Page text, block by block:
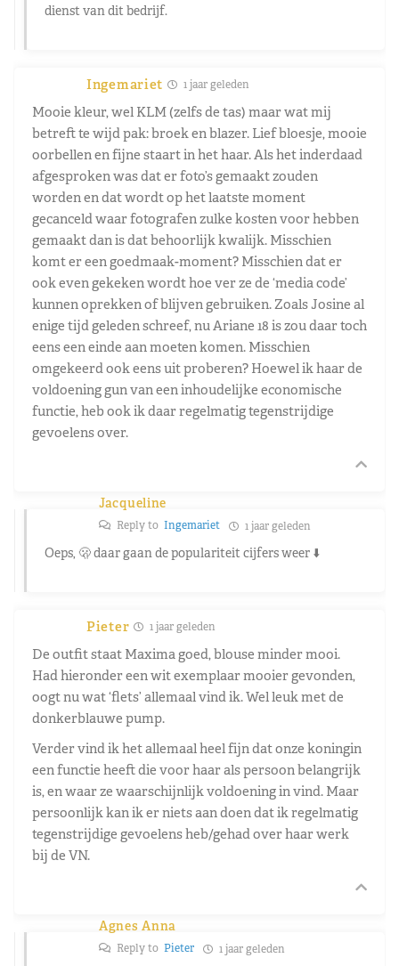
dienst van dit bedrijf.
Ingemariet 1 jaar geleden
Mooie kleur, wel KLM (zelfs de tas) maar wat mij
betreft te wijd pak: broek en blazer. Lief bloesje, mooie
oorbellen en fijne staart in het haar. Als het inderdaad
afgesproken was dat er foto’s gemaakt zouden
worden en dat wordt op het laatste moment
gecanceld waar fotografen zulke kosten voor hebben
gemaakt dan is dat behoorlijk kwalijk. Misschien
komt er een goedmaak-moment? Misschien dat er
ook even gekeken wordt hoe ver ze de ‘media code’
kunnen oprekken of blijven gebruiken. Zoals Josine al
enige tijd geleden schreef, nu Ariane 18 is zou daar toch
eens een einde aan moeten komen. Misschien
omgekeerd ook eens uit proberen? Hoewel ik haar de
voldoening gun van een inhoudelijke economische
functie, heb ook ik daar regelmatig tegenstrijdige
gevoelens over.
Jacqueline
Reply to Ingemariet 1 jaar geleden
Oeps, 🫢 daar gaan de populariteit cijfers weer ⬇️
Pieter 1 jaar geleden
De outfit staat Maxima goed, blouse minder mooi.
Had hieronder een wit exemplaar mooier gevonden,
oogt nu wat ‘flets’ allemaal vind ik. Wel leuk met de
donkerblauwe pump.
Verder vind ik het allemaal heel fijn dat onze koningin
een functie heeft die voor haar als persoon belangrijk
is, en waar ze waarschijnlijk voldoening in vind. Maar
persoonlijk kan ik er niets aan doen dat ik regelmatig
tegenstrijdige gevoelens heb/gehad over haar werk
bij de VN.
Agnes Anna
Reply to Pieter 1 jaar geleden